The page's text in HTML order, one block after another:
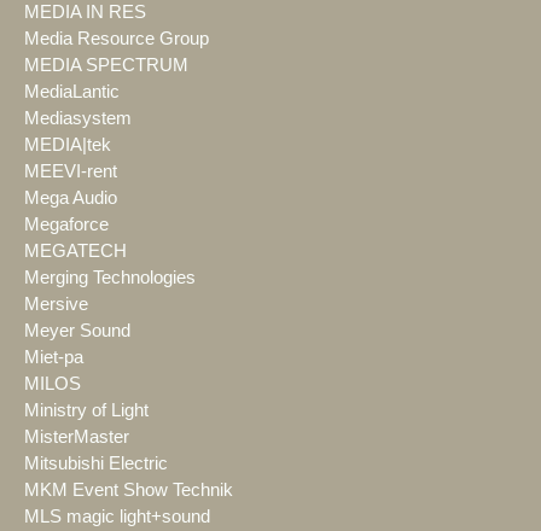
MEDIA IN RES
Media Resource Group
MEDIA SPECTRUM
MediaLantic
Mediasystem
MEDIA|tek
MEEVI-rent
Mega Audio
Megaforce
MEGATECH
Merging Technologies
Mersive
Meyer Sound
Miet-pa
MILOS
Ministry of Light
MisterMaster
Mitsubishi Electric
MKM Event Show Technik
MLS magic light+sound